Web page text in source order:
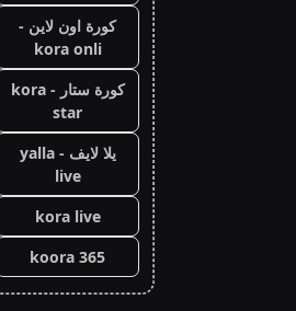
كورة اون لاين -
kora onli
كورة ستار - kora
star
يلا لايف - yalla
live
kora live
koora 365